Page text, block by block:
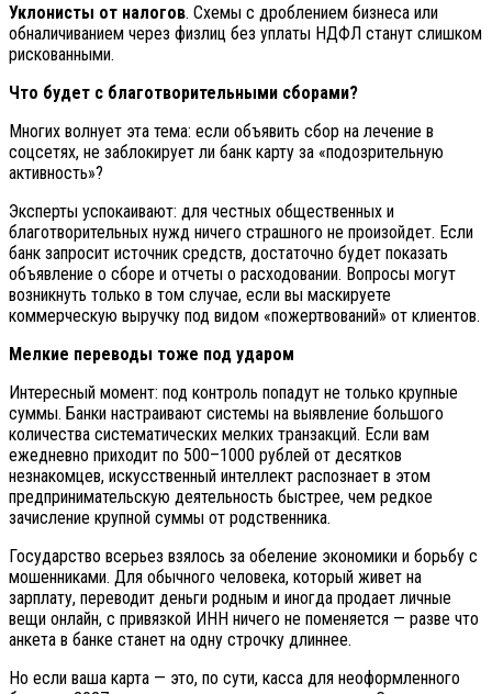
Уклонисты от налогов. Схемы с дроблением бизнеса или
обналичиванием через физлиц без уплаты НДФЛ станут слишком
рискованными.
Что будет с благотворительными сборами?
Многих волнует эта тема: если объявить сбор на лечение в
соцсетях, не заблокирует ли банк карту за «подозрительную
активность»?
Эксперты успокаивают: для честных общественных и
благотворительных нужд ничего страшного не произойдет. Если
банк запросит источник средств, достаточно будет показать
объявление о сборе и отчеты о расходовании. Вопросы могут
возникнуть только в том случае, если вы маскируете
коммерческую выручку под видом «пожертвований» от клиентов.
Мелкие переводы тоже под ударом
Интересный момент: под контроль попадут не только крупные
суммы. Банки настраивают системы на выявление большого
количества систематических мелких транзакций. Если вам
ежедневно приходит по 500–1000 рублей от десятков
незнакомцев, искусственный интеллект распознает в этом
предпринимательскую деятельность быстрее, чем редкое
зачисление крупной суммы от родственника.
Государство всерьез взялось за обеление экономики и борьбу с
мошенниками. Для обычного человека, который живет на
зарплату, переводит деньги родным и иногда продает личные
вещи онлайн, с привязкой ИНН ничего не поменяется — разве что
анкета в банке станет на одну строчку длиннее.
Но если ваша карта — это, по сути, касса для неоформленного